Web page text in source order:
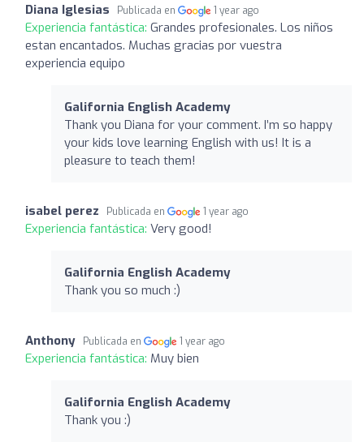
Diana Iglesias Publicada en 1 year ago
Experiencia fantástica: Grandes profesionales. Los niños
estan encantados. Muchas gracias por vuestra
experiencia equipo
Galifornia English Academy
Thank you Diana for your comment. I’m so happy
your kids love learning English with us! It is a
pleasure to teach them!
isabel perez Publicada en 1 year ago
Experiencia fantástica: Very good!
Galifornia English Academy
Thank you so much :)
Anthony Publicada en 1 year ago
Experiencia fantástica: Muy bien
Galifornia English Academy
Thank you :)